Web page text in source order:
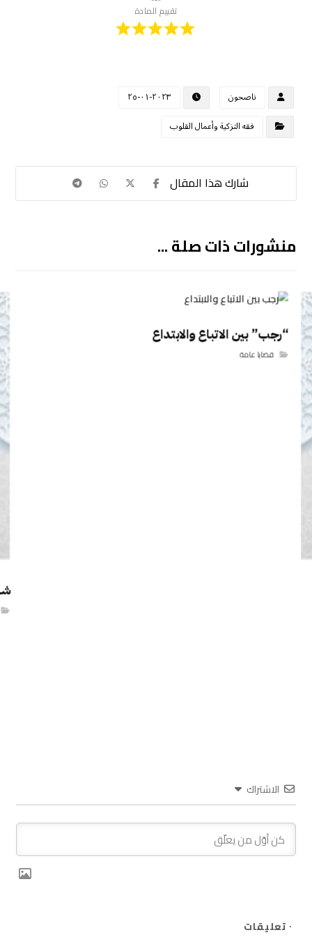
تقييم المادة
ناصحون
٢٠٢٣-٠١-٢٥
فقه التزكية وأعمال القلوب
منشورات ذات صلة ...
“رجب” بين الاتباع والابتداع
قضايا عامة
الاشتراك
٠ تعليقات